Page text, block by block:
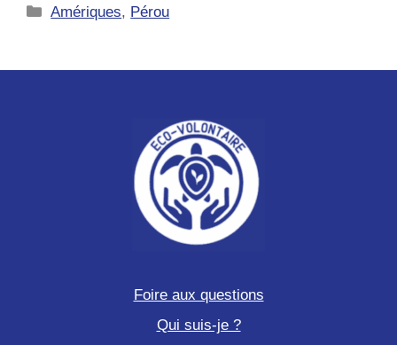
Catégories
Amériques, Pérou
Foire aux questions
Qui suis-je ?